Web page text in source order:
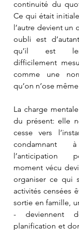
continuité du
Ce qui était
l’autre devient un
oubli est
qu’il est
difficilement
comme une
qu’on n’ose
La charge
du présent: elle
cesse vers
condamnant
l’anticipation
moment vécu
organiser ce qui
activités censées
sortie en famille,
- deviennent
planification et